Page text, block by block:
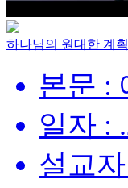
하나님의 원대한 계
본문 :
일자 :
설교